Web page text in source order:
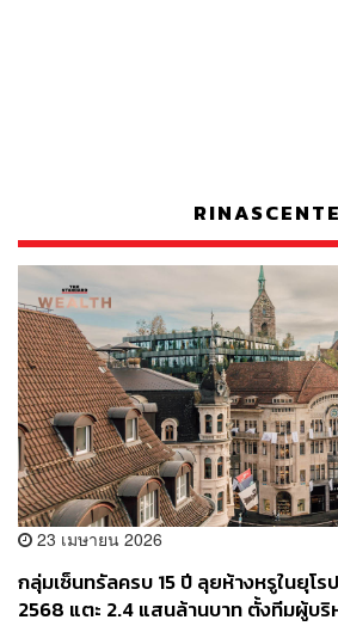
RINASCENTE
23 เมษายน 2026
กลุ่มเซ็นทรัลครบ 15 ปี ลุยห้างหรูในยุโ
2568 แตะ 2.4 แสนล้านบาท ตั้งทีมผู้บ